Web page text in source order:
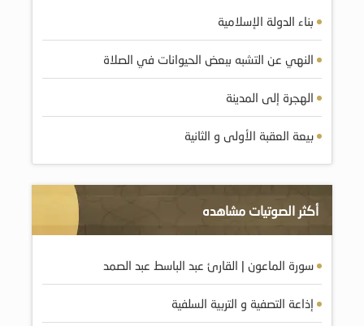
بناء الدولة الإسلامية
النهي عن التشبه ببعض الحيوانات في الصلاة
الهجرة إلى المدينة
بيعة العقبة الأولى و الثانية
أكثر الصوتيات مشاهده
سورة الماعون | القارئ عبد الباسط عبد الصمد
إذاعة التصفية و التربية السلفية